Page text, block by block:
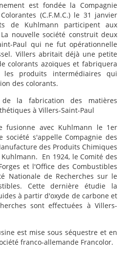
est fondée la Compagnie
(C.F.M.C.) le 31 janvier
de Kuhlmann participent aux
nouvelle société construit deux
Paul qui ne fut opérationnelle
Villers abritait déjà une petite
colorants azoïques et fabriquera
produits intermédiaires qui
des colorants.
la fabrication des matières
à Villers-Saint-Paul
fusionne avec Kuhlmann le 1er
société s'appelle Compagnie des
des Produits Chimiques
En 1924, le Comité des
et l'Office des Combustibles
Nationale de Recherches sur le
Cette dernière étudie la
à partir d'oxyde de carbone et
sont effectuées à Villers-
est mise sous séquestre et en
franco-allemande Francolor.